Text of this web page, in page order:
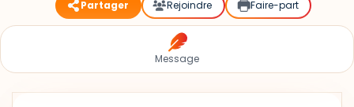
Partager Rejoindre Faire-part
Message